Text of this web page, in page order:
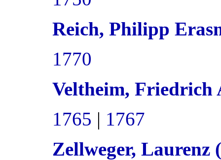
Reich, Philipp
1770
Veltheim, Friedrich
1765 | 1767
Zellweger, Laurenz